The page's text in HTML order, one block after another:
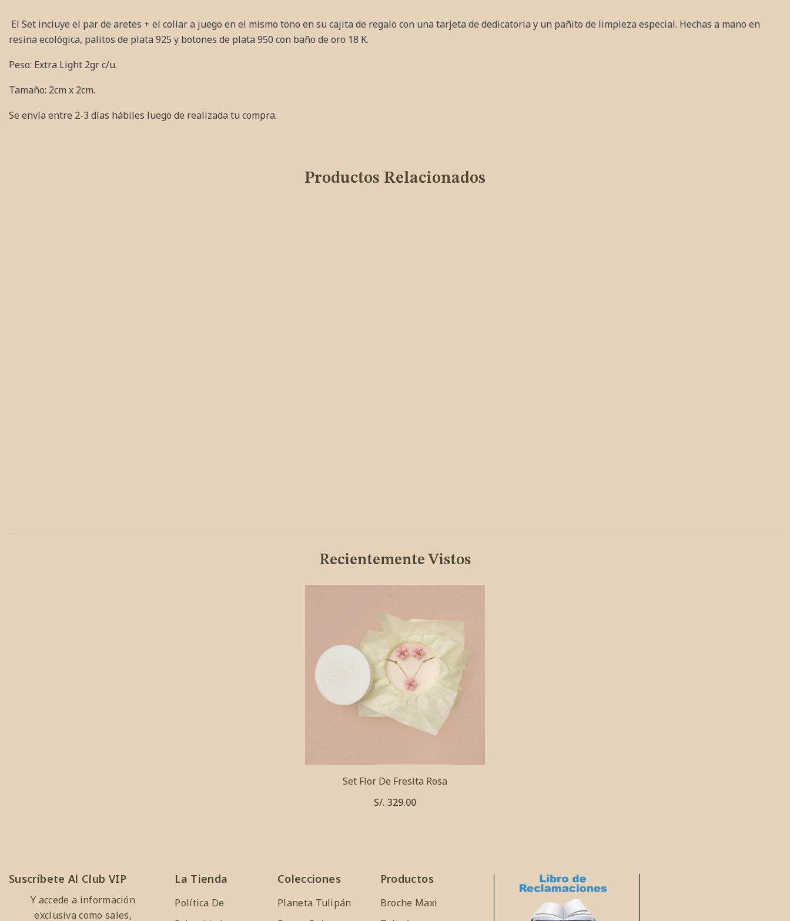
El Set incluye el par de aretes + el collar a juego en el mismo tono en su cajita de regalo con una tarjeta de dedicatoria y un pañito de limpieza especial. Hechas a mano en
resina ecológica, palitos de plata 925 y botones de plata 950 con baño de oro 18 K.
Peso: Extra Light 2gr c/u.
Tamaño: 2cm x 2cm.
Se envía entre 2-3 días hábiles luego de realizada tu compra.
Productos Relacionados
Recientemente Vistos
Set Flor De Fresita Rosa
S/. 329.00
Suscríbete Al Club VIP
Y accede a información
exclusiva como sales,
La Tienda
Política De
Colecciones
Planeta Tulipán
Productos
Broche Maxi